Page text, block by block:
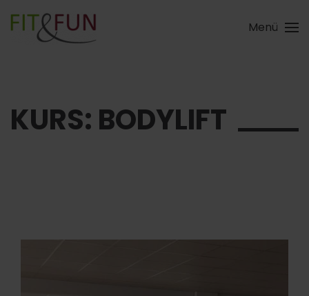
Skip to main content
Menü
KURS: BODYLIFT